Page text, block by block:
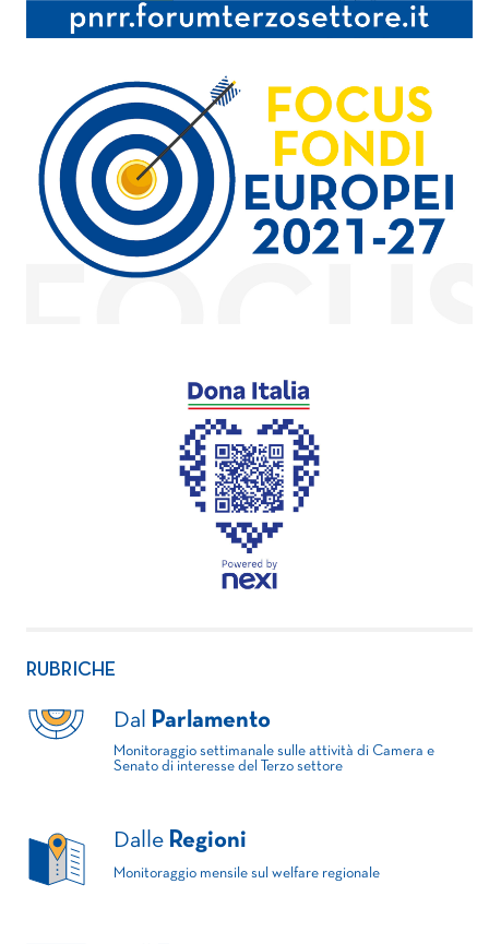
RUBRICHE
Dal Parlamento
Monitoraggio settimanale sulle attività di Camera e
Senato di interesse del Terzo settore
Dalle Regioni
Monitoraggio mensile sul welfare regionale